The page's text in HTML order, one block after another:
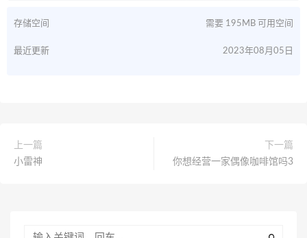
存储空间 需要 195MB 可用空间
最近更新 2023年08月05日
上一篇
小雷神
下一篇
你想经营一家偶像咖啡馆吗3